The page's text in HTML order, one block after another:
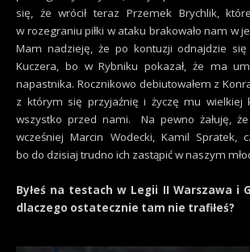
się, że wrócił teraz Przemek Brychlik,
w rozegraniu piłki w ataku brakowało nam w
Mam nadzieję, że po kontuzji odnajdzie się
Kuczera, bo w Rybniku pokazał, że ma
napastnika. Rocznikowo debiutowałem z
z którym się przyjaźnię i życzę mu wielkiej
wszystko przed nami. Na pewno żałuję,
wcześniej Marcin Wodecki, Kamil Spratek,
bo do dzisiaj trudno ich zastąpić w naszym
Byłeś na testach w Legii II Warszawa i
dlaczego ostatecznie tam nie trafiłeś?